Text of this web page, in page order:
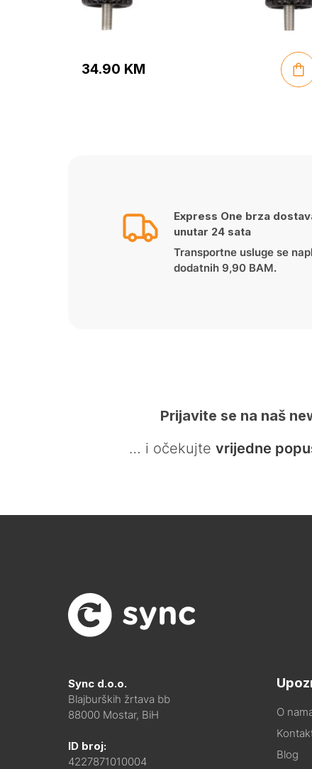
34.90 KM
Express One brza
unutar 24 sata
Transportne usluge se
dodatnih 9,90 BAM.
Prijavite se na naš
… i očekujte vrijedne
Sync d.o.o.
Blajburških žrtava bb
88000 Mostar, BiH
ID broj:
4227871010004
O
Blog